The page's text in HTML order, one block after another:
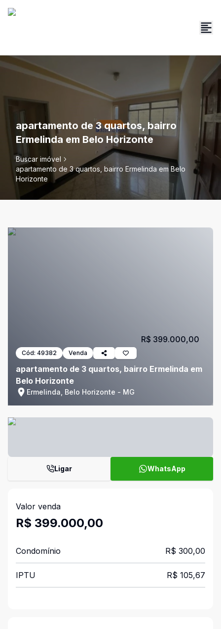
apartamento de 3 quartos, bairro
Ermelinda em Belo Horizonte
Buscar imóvel
apartamento de 3 quartos, bairro Ermelinda em Belo
Horizonte
Cód: 49382 Venda
apartamento de 3 quartos, bairro Ermelinda em
Belo Horizonte
Ermelinda, Belo Horizonte - MG
R$ 399.000,00
Ligar WhatsApp
Valor venda
R$ 399.000,00
Condomínio R$ 300,00
IPTU R$ 105,67